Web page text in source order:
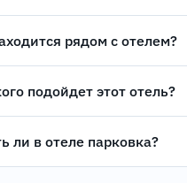
рядом с отелем?
подойдет этот отель?
ли в отеле парковка?